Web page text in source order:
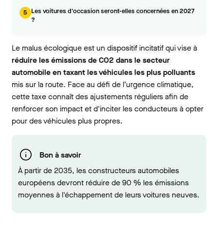
5 Les voitures d'occasion seront-elles concernées en 2027
?
Le malus écologique est un dispositif incitatif qui vise à
réduire les émissions de CO2 dans le secteur
automobile en taxant les véhicules les plus polluants
mis sur la route. Face au défi de l’urgence climatique,
cette taxe connaît des ajustements réguliers afin de
renforcer son impact et d'inciter les conducteurs à opter
pour des véhicules plus propres.
Bon à savoir
À partir de 2035, les constructeurs automobiles
européens devront réduire de 90 % les émissions
moyennes à l'échappement de leurs voitures neuves.